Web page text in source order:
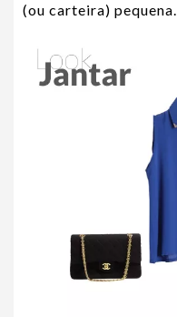
(ou carteira) pequena.